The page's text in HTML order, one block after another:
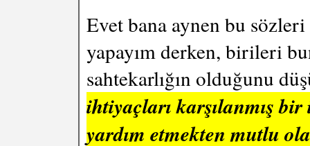
Evet bana aynen bu
yapayım derken, birileri
sahtekarlığın olduğunu
ihtiyaçları karşılanmış
yardım etmekten mutlu